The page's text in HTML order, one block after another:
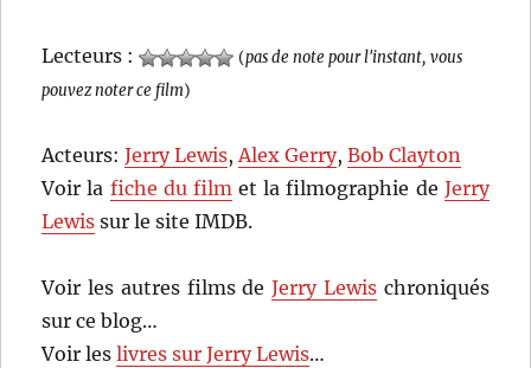
Lecteurs : (pas de note pour l'instant, vous
pouvez noter ce film)
Acteurs:Jerry Lewis,Alex Gerry,Bob Clayton
Voir la fiche du filmet la filmographie de Jerry
Lewis sur le site IMDB.
Voir les autres films deJerry Lewischroniqués
sur ce blog…
Voir leslivres sur Jerry Lewis…